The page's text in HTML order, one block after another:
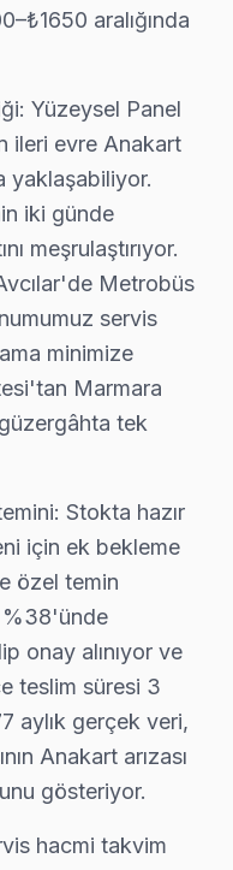
Servisi
sahip bir
Servisi
nüfusa ev sahipliği
çeken bir mahalle
Gerçek Rakamlar
Avcılar bölgesinde
₺
₺
3.500 ₺
gösterir, genellikle
T-Con Kart
1.200 ₺
₺
:
400 ₺
Fiyat Farkı
aralığında
Yüzeysel Panel
ileri evre Anakart
yaklaşabiliyor.
iki günde
meşrulaştırıyor.
Metrobüs
servis
minimize
Marmara
tek
Stokta hazır
için ek bekleme
özel temin
%38'ünde
onay alınıyor ve
teslim süresi 3
aylık gerçek veri,
Anakart arızası
gösteriyor.
hacmi takvim